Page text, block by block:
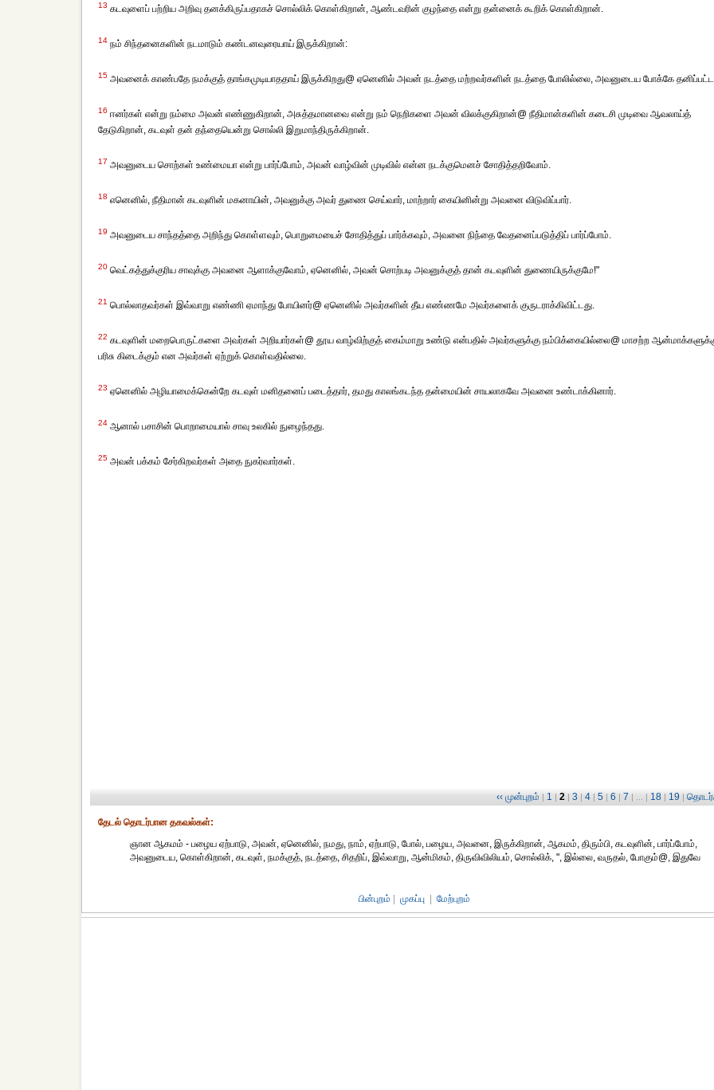
13 கடவுளைப் பற்றிய அறிவு தனக்கிருப்பதாகச் சொல்லிக் கொள்கிறான், ஆண்டவரின் குழந்தை என்று தன்னைக் கூறிக் கொள்கிறான்.
14 நம் சிந்தனைகளின் நடமாடும் கண்டனவுரையாய் இருக்கிறான்:
15 அவனைக் காண்பதே நமக்குத் தாங்கமுடியாததாய் இருக்கிறது@ ஏனெனில் அவன் நடத்தை மற்றவர்களின் நடத்தை போலில்லை, அவனுடைய போக்கே
16 ஈனர்கள் என்று நம்மை அவன் எண்ணுகிறான், அசுத்தமானவை என்று நம் நெறிகளை அவன் விலக்குகிறான்@ நீதிமான்களின் கடைசி முடிவை ஆவலாய்த்
தேடுகிறான், கடவுள் தன் தந்தையென்று சொல்லி இறுமாந்திருக்கிறான்.
17 அவனுடைய சொற்கள் உண்மையா என்று பார்ப்போம், அவன் வாழ்வின் முடிவில் என்ன நடக்குமெனச் சோதித்தறிவோம்.
18 எனெனில், நீதிமான் கடவுளின் மகனாயின், அவனுக்கு அவர் துணை செய்வார், மாற்றார் கையினின்று அவனை விடுவிப்பார்.
19 அவனுடைய சாந்தத்தை அறிந்து கொள்ளவும், பொறுமையைச் சோதித்துப் பார்க்கவும், அவனை நிந்தை வேதனைப்படுத்திப் பார்ப்போம்.
20 வெட்கத்துக்குரிய சாவுக்கு அவனை ஆளாக்குவோம், ஏனெனில், அவன் சொற்படி அவனுக்குத் தான் கடவுளின் துணையிருக்குமே!"
21 பொல்லாதவர்கள் இவ்வாறு எண்ணி ஏமாந்து போயினர்@ ஏனெனில் அவர்களின் தீய எண்ணமே அவர்களைக் குருடராக்கிவிட்டது.
22 கடவுளின் மறைபொருட்களை அவர்கள் அறியார்கள்@ தூய வாழ்விற்குத் கைம்மாறு உண்டு என்பதில் அவர்களுக்கு நம்பிக்கையில்லை@ மாசற்ற
பரிசு கிடைக்கும் என அவர்கள் ஏற்றுக் கொள்வதில்லை.
23 ஏனெனில் அழியாமைக்கென்றே கடவுள் மனிதனைப் படைத்தார், தமது காலங்கடந்த தன்மையின் சாயலாகவே அவனை உண்டாக்கினார்.
24 ஆனால் பசாசின் பொறாமையால் சாவு உலகில் நுழைந்தது.
25 அவன் பக்கம் சேர்கிறவர்கள் அதை நுகர்வார்கள்.
‹‹ முன்புறம் | 1 | 2 | 3 | 4 | 5 | 6 | 7 | ... | 18 | 19 |
தேட‌ல் தொட‌ர்பான தகவ‌ல்க‌ள்:
ஞான ஆகமம் - பழைய ஏற்பாடு, அவன், ஏனெனில், நமது, நாம், ஏற்பாடு, போல், பழைய, அவனை, இருக்கிறான், ஆகமம், திரும்பி, கடவுளின், பார்ப்போம்,
அவனுடைய, கொள்கிறான், கடவுள், நமக்குத், நடத்தை, சிதறிப், இவ்வாறு, ஆன்மிகம், திருவிவிலியம், சொல்லிக், ", இல்லை, வருதல், போகும்@, இதுவே
பின்புறம் முகப்பு மேற்புறம்